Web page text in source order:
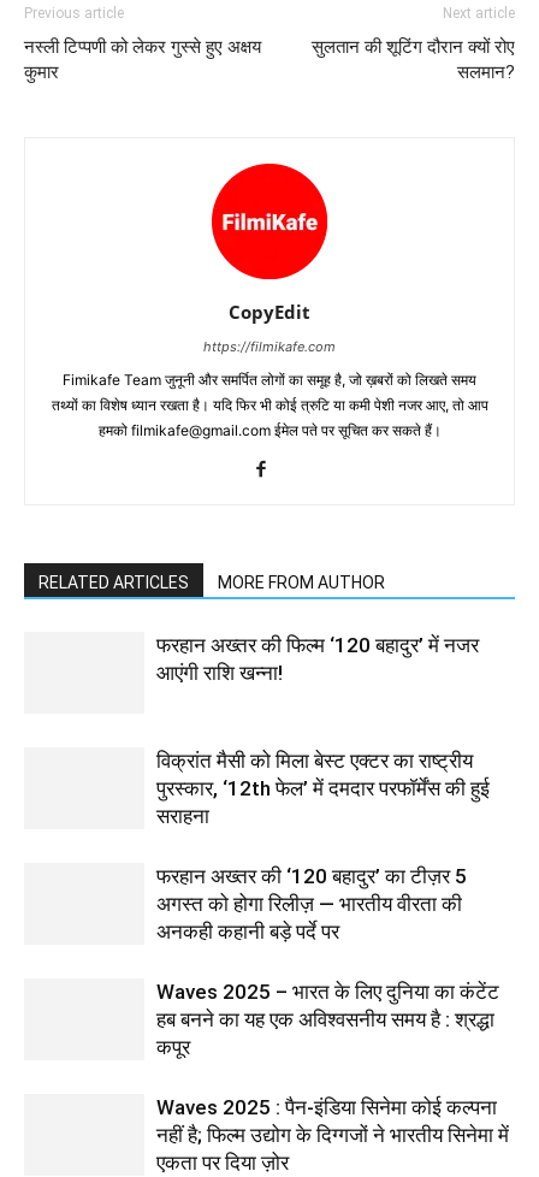
Previous article
नस्‍ली टिप्‍पणी को लेकर गुस्‍से हुए अक्षय
कुमार
Next article
सुलतान की शूटिंग दौरान क्‍यों रोए
सलमान?
CopyEdit
https://filmikafe.com
Fimikafe Team जुनूनी और समर्पित लोगों का समूह है, जो ख़बरों को लिखते समय
तथ्‍यों का विशेष ध्‍यान रखता है। यदि फिर भी कोई त्रुटि या कमी पेशी नजर आए, तो आप
हमको filmikafe@gmail.com ईमेल पते पर सूचित कर सकते हैं।
RELATED ARTICLES MORE FROM AUTHOR
फरहान अख्तर की फिल्म ‘120 बहादुर’ में नजर
आएंगी राशि खन्ना!
विक्रांत मैसी को मिला बेस्ट एक्टर का राष्ट्रीय
पुरस्कार, ‘12th फेल’ में दमदार परफॉर्मेंस की हुई
सराहना
फरहान अख्तर की ‘120 बहादुर’ का टीज़र 5
अगस्त को होगा रिलीज़ — भारतीय वीरता की
अनकही कहानी बड़े पर्दे पर
Waves 2025 – भारत के लिए दुनिया का कंटेंट
हब बनने का यह एक अविश्वसनीय समय है : श्रद्धा
कपूर
Waves 2025 : पैन-इंडिया सिनेमा कोई कल्पना
नहीं है; फिल्म उद्योग के दिग्गजों ने भारतीय सिनेमा में
एकता पर दिया ज़ोर